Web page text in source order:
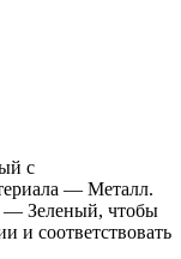
с
— Металл.
— Зеленый, чтобы
и соответствовать